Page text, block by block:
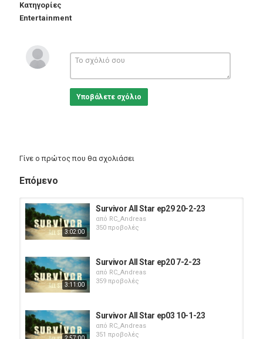
Κατηγορίες
Entertainment
Υποβάλετε σχόλιο
Γίνε ο πρώτος που θα σχολιάσει
Επόμενο
3:02:00
Survivor All Star ep29 20-2-23
από RC_Andreas
350 προβολές
3:11:00
Survivor All Star ep20 7-2-23
από RC_Andreas
359 προβολές
Survivor All Star ep03 10-1-23
από RC_Andreas
351 προβολές